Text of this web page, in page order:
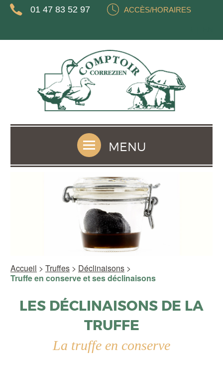
01 47 83 52 97 ACCÈS/HORAIRES
MENU
Accueil > Truffes > Déclinaisons >
Truffe en conserve et ses déclinaisons
LES DÉCLINAISONS DE LA
TRUFFE
La truffe en conserve